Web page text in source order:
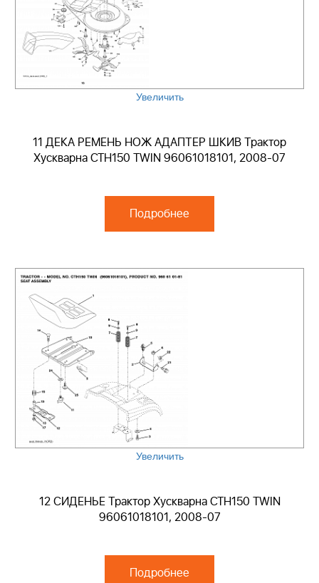
Увеличить
11 ДЕКА РЕМЕНЬ НОЖ АДАПТЕР ШКИВ Трактор
Хускварна CTH150 TWIN 96061018101, 2008-07
Подробнее
Увеличить
12 СИДЕНЬЕ Трактор Хускварна CTH150 TWIN
96061018101, 2008-07
Подробнее